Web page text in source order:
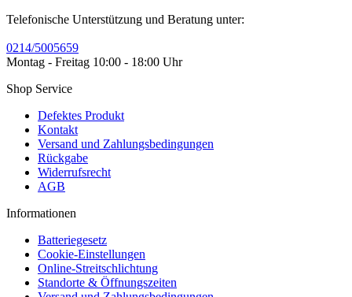
Telefonische Unterstützung und Beratung unter:
0214/5005659
Montag - Freitag 10:00 - 18:00 Uhr
Shop Service
Defektes Produkt
Kontakt
Versand und Zahlungsbedingungen
Rückgabe
Widerrufsrecht
AGB
Informationen
Batteriegesetz
Cookie-Einstellungen
Online-Streitschlichtung
Standorte & Öffnungszeiten